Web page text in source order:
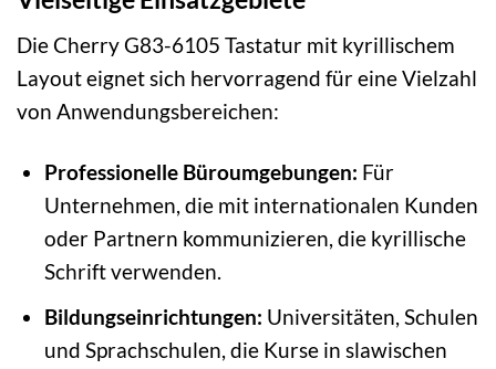
Die Cherry G83-6105 Tastatur mit kyrillischem
Layout eignet sich hervorragend für eine Vielzahl
von Anwendungsbereichen:
Professionelle Büroumgebungen: Für
Unternehmen, die mit internationalen Kunden
oder Partnern kommunizieren, die kyrillische
Schrift verwenden.
Bildungseinrichtungen: Universitäten, Schulen
und Sprachschulen, die Kurse in slawischen